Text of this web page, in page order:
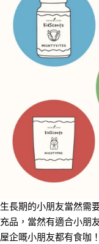
生長期的小朋友當然需
充品，當然有適合小朋
屋企嘅小朋友都有食咖！